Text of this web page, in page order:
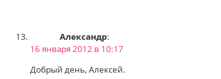
Александр:
16 января 2012 в 10:17
Добрый день, Алексей.